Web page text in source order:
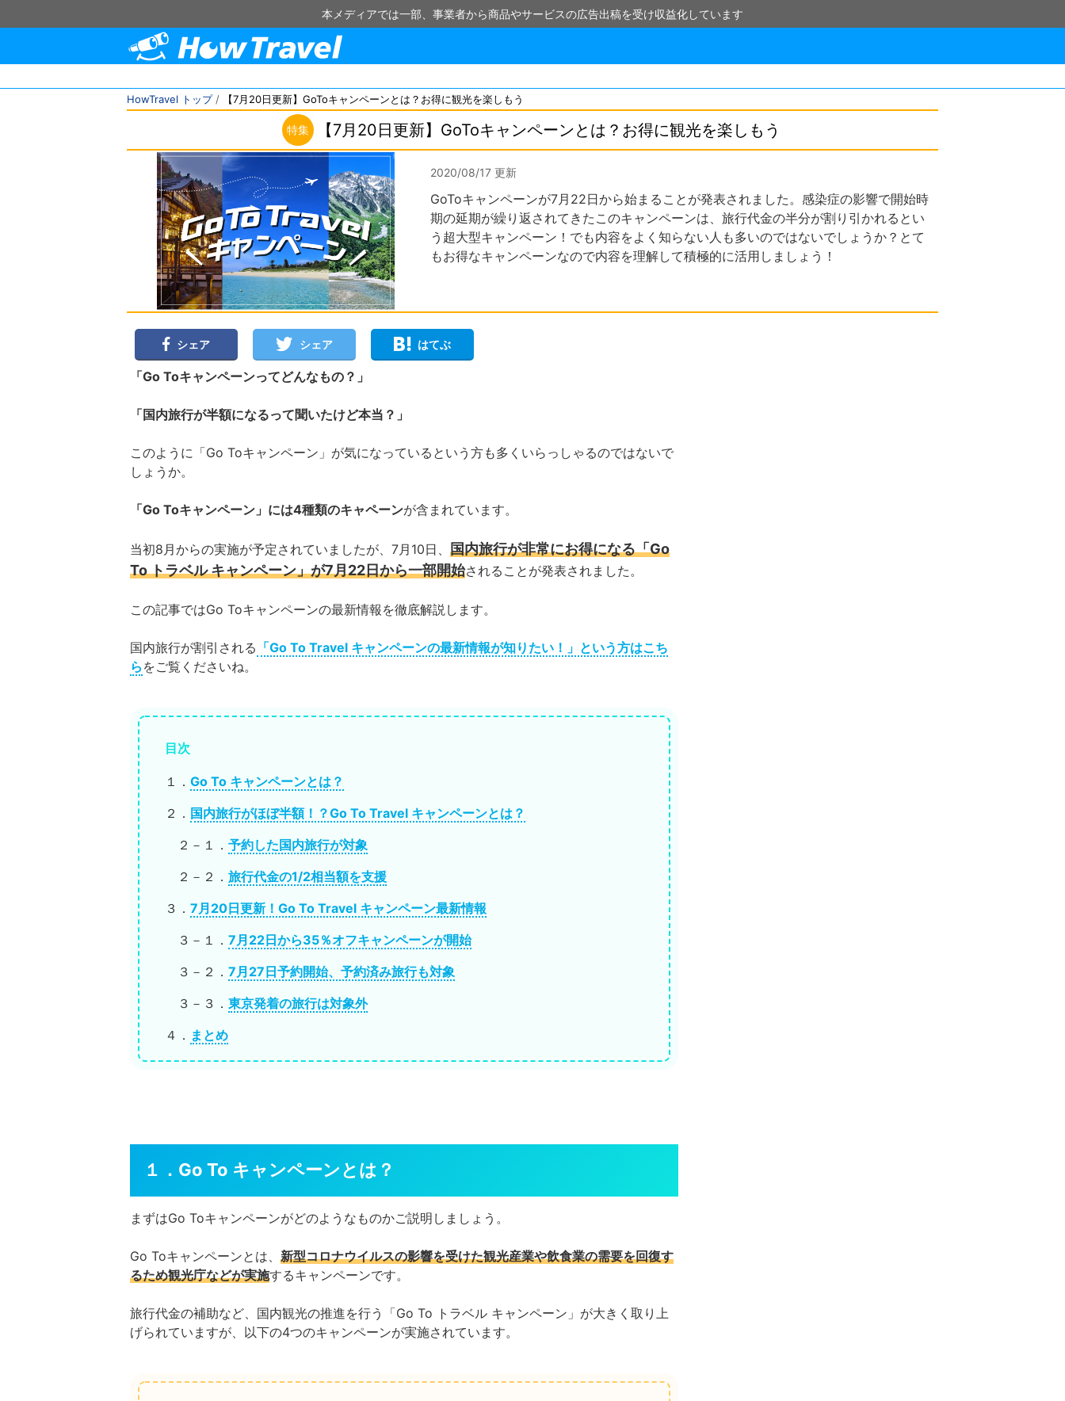
本メディアでは一部、事業者から商品やサービスの広告出稿を受け収益化しています
HowTravel トップ/ 【7月20日更新】GoToキャンペーンとは？お得に観光を楽しもう
特集 【7月20日更新】GoToキャンペーンとは？お得に観光を楽しもう
2020/08/17 更新
GoToキャンペーンが7月22日から始まることが発表されました。感染症の影響で開始時
期の延期が繰り返されてきたこのキャンペーンは、旅行代金の半分が割り引かれるとい
う超大型キャンペーン！でも内容をよく知らない人も多いのではないでしょうか？とて
もお得なキャンペーンなので内容を理解して積極的に活用しましょう！
シェア シェア はてぶ
「Go Toキャンペーンってどんなもの？」
「国内旅行が半額になるって聞いたけど本当？」
このように「Go Toキャンペーン」が気になっているという方も多くいらっしゃるのではないで
しょうか。
「Go Toキャンペーン」には4種類のキャペーンが含まれています。
当初8月からの実施が予定されていましたが、7月10日、 国内旅行が非常にお得になる「Go
To トラベル キャンペーン」が7月22日から一部開始されることが発表されました。
この記事ではGo Toキャンペーンの最新情報を徹底解説します。
国内旅行が割引される 「Go To Travel キャンペーンの最新情報が知りたい！」という方はこち
ら をご覧くださいね。
目次
１． Go To キャンペーンとは？
２． 国内旅行がほぼ半額！？Go To Travel キャンペーンとは？
２－１． 予約した国内旅行が対象
２－２． 旅行代金の1/2相当額を支援
３． 7月20日更新！Go To Travel キャンペーン最新情報
３－１． 7月22日から35％オフキャンペーンが開始
３－２． 7月27日予約開始、予約済み旅行も対象
３－３． 東京発着の旅行は対象外
４． まとめ
１．Go To キャンペーンとは？
まずはGo Toキャンペーンがどのようなものかご説明しましょう。
Go Toキャンペーンとは、 新型コロナウイルスの影響を受けた観光産業や飲食業の需要を回復す
るため観光庁などが実施するキャンペーンです。
旅行代金の補助など、国内観光の推進を行う「Go To トラベル キャンペーン」が大きく取り上
げられていますが、以下の4つのキャンペーンが実施されています。